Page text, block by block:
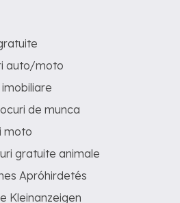
auto/moto
de munca
moto
gratuite animale
Apróhirdetés
Kleinanzeigen